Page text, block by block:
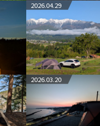
2026.04.29
2026.03.20